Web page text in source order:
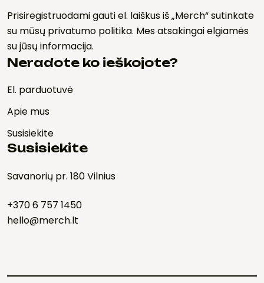
Prisiregistruodami gauti el. laiškus iš „Merch“ sutinkate
su mūsų privatumo politika. Mes atsakingai elgiamės
su jūsų informacija.
Neradote ko ieškojote?
El. parduotuvė
Apie mus
Susisiekite
Susisiekite
Savanorių pr. 180 Vilnius
+370 6 757 1450
hello@merch.lt